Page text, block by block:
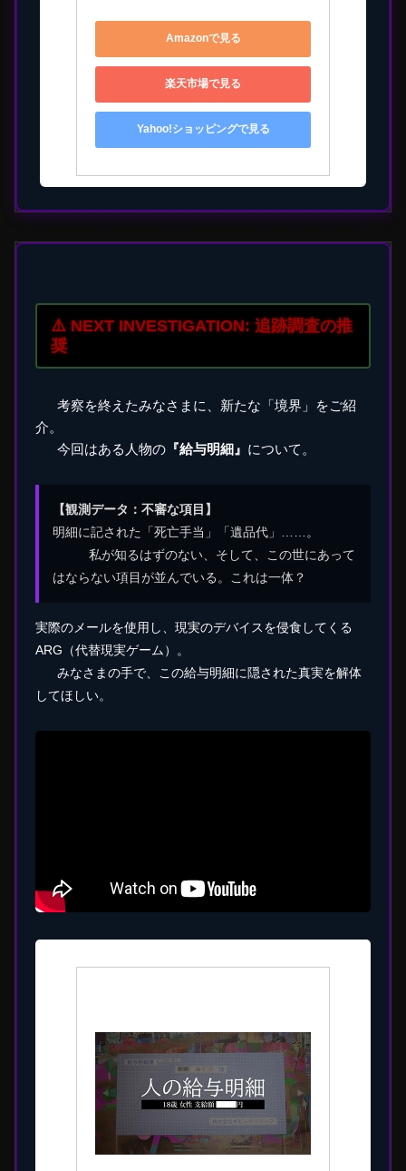
Amazonで見る
楽天市場で見る
Yahoo!ショッピングで見る
⚠️ NEXT INVESTIGATION: 追跡調査の推
奨
考察を終えたみなさまに、新たな「境界」をご紹
介。
今回はある人物の 『給与明細』 について。
【観測データ：不審な項目】
明細に記された「死亡手当」「遺品代」……。
私が知るはずのない、そして、この世にあって
はならない項目が並んでいる。これは一体？
実際のメールを使用し、現実のデバイスを侵食してくる
ARG（代替現実ゲーム）。
みなさまの手で、この給与明細に隠された真実を解体
してほしい。